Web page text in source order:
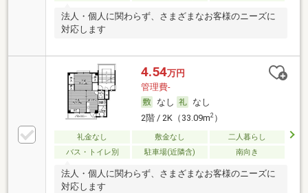
法人・個人に関わらず、さまざまなお客様のニーズに
対応します
4.54万円
管理費-
なし
なし
2階 / 2K（33.09m2）
礼金なし 敷金なし
二人暮らし
バス・トイレ別
駐車場(近隣含) 南向き
法人・個人に関わらず、さまざまなお客様のニーズに
対応します